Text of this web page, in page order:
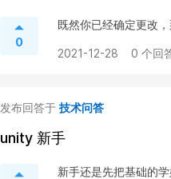
0
既然你已经确定更改
2021-12-28 0 个回
发布回答于 技术问答
unity 新手
新手还是先把基础的